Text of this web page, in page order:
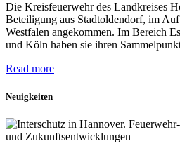
Die Kreisfeuerwehr des Landkreises
Beteiligung aus Stadtoldendorf, im
Westfalen angekommen. Im Bereich
und Köln haben sie ihren
Read more
Neuigkeiten